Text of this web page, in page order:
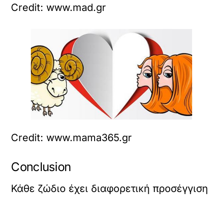
Credit: www.mad.gr
Credit: www.mama365.gr
Conclusion
Κάθε ζώδιο έχει διαφορετική προσέγγιση